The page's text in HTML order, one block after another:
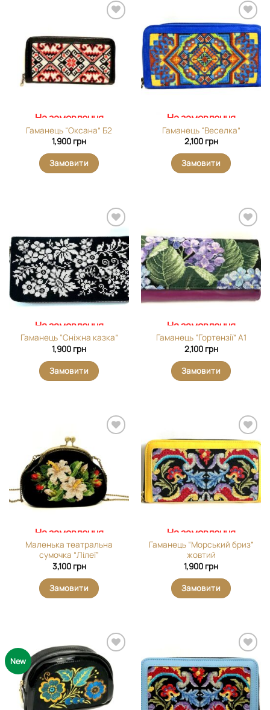
виріб у
вибране
На замовлення
Гаманець “Оксана” Б2
1,900 грн
Замовити
Додати
виріб у
вибране
На замовлення
Гаманець “Веселка”
2,100 грн
Замовити
Додати
виріб у
вибране
На замовлення
Гаманець “Сніжна казка”
1,900 грн
Замовити
виріб у
вибране
На замовлення
Гаманець “Гортензії” А1
2,100 грн
Замовити
вибране
На замовлення
Маленька театральна
сумочка “Лілеї”
3,100 грн
Замовити
Додати
виріб у
вибране
На замовлення
Гаманець “Морський бриз”
жовтий
1,900 грн
Замовити
New
Додати
виріб у
вибране
Додати
виріб у
вибране